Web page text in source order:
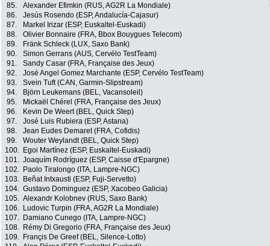
85.
Alexander Efimkin (RUS, AG2R La Mondiale)
86.
Jesús Rosendo (ESP, Andalucía-Cajasur)
87.
Markel Irizar (ESP, Euskaltel-Euskadi)
88.
Olivier Bonnaire (FRA, Bbox Bouygues Telecom)
89.
Fränk Schleck (LUX, Saxo Bank)
90.
Simon Gerrans (AUS, Cervélo TestTeam)
91.
Sandy Casar (FRA, Française des Jeux)
92.
José Angel Gomez Marchante (ESP, Cervélo TestTeam)
93.
Svein Tuft (CAN, Garmin-Slipstream)
94.
Björn Leukemans (BEL, Vacansoleil)
95.
Mickaël Chérel (FRA, Française des Jeux)
96.
Kevin De Weert (BEL, Quick Step)
97.
José Luis Rubiera (ESP, Astana)
98.
Jean Eudes Demaret (FRA, Cofidis)
99.
Wouter Weylandt (BEL, Quick Step)
100.
Egoi Martínez (ESP, Euskaltel-Euskadi)
101. Joaquím Rodríguez (ESP, Caisse d'Epargne)
102.
Paolo Tiralongo (ITA, Lampre-NGC)
103.
Beñat Intxausti (ESP, Fuji-Servetto)
104. Gustavo Dominguez (ESP, Xacobeo Galicia)
105. Alexandr Kolobnev (RUS, Saxo Bank)
106.
Ludovic Turpin (FRA, AG2R La Mondiale)
107.
Damiano Cunego (ITA, Lampre-NGC)
108.
Rémy Di Gregorio (FRA, Française des Jeux)
109.
Françis De Greef (BEL, Silence-Lotto)